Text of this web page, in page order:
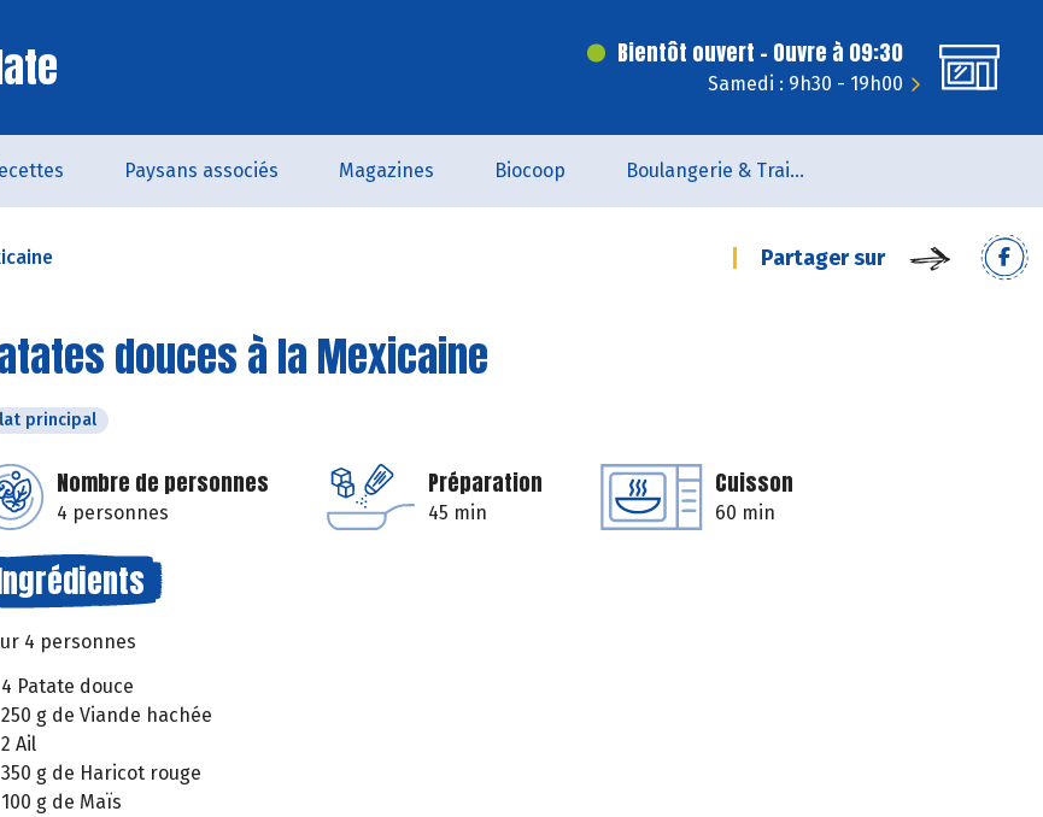
Bientôt ouvert - Ouvre à 09:30
Samedi : 9h30 - 19h00
Paysans associés Magazines Biocoop Boulangerie & Traiteur
Partager sur
douces à la Mexicaine
principal
Nombre de personnes
4 personnes
Préparation
45 min
Cuisson
60 min
4 personnes
4 Patate douce
250 g de Viande hachée
2 Ail
350 g de Haricot rouge
100 g de Maïs